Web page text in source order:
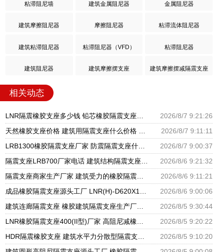
粘滞阻尼墙 建筑金属阻尼器 金属阻尼器
建筑摩擦阻尼器 摩擦阻尼器 粘滞流体阻尼器
建筑粘滞阻尼器 粘滞阻尼器（VFD） 粘滞阻尼器
建筑阻尼器 建筑摩擦摆支座 建筑摩擦摆减隔震支座
相关动态
LNR隔震橡胶支座多少钱 铅芯橡胶隔震支座报价 高阻尼橡胶隔震支座生产厂家
2026/8/7 9:21:26
天然橡胶支座价格 建筑用隔震支座什么价格 橡胶楼梯支座价格
2026/8/7 9:11:11
LRB1300橡胶隔震支座厂家 防震隔震支座什么价格 LRB700铅芯橡胶隔震支座什么价格
2026/8/7 9:00:37
隔震支座LRB700厂家电话 建筑结构隔震支座厂家电话 LNR900隔震橡胶支座生产加工
2026/8/6 9:21:32
隔震支座商家生产厂家 建筑受力的橡胶隔震支座厂家 LNR隔震支座500厂家
2026/8/6 9:11:21
成品橡胶隔震支座源头工厂 LNR(H)-D620X179隔震支座源头工厂 水平分散型隔震支座生产厂家
2026/8/6 9:00:06
建筑连廊隔震支座 橡胶建筑隔震支座生产厂家 建筑铅芯隔振支座厂家
2026/8/5 9:30:44
LNR橡胶隔震支座400(II型)厂家 高阻尼减橡胶隔震支座厂家 建筑橡胶建筑隔震支座厂家
2026/8/5 9:20:22
HDR隔震橡胶支座 建筑水平力分散型隔震支座生产厂家 圆形高阻尼隔震支座的源头工厂
2026/8/5 9:10:20